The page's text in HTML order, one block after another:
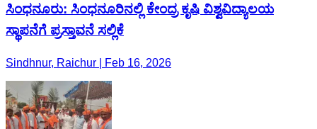
ಸಿಂಧನೂರು: ಸಿಂಧನೂರಿನಲ್ಲಿ ಕೇಂದ್ರ ಕೃಷಿ ವಿಶ್ವವಿದ್ಯಾಲಯ
ಸ್ಥಾಪನೆಗೆ ಪ್ರಸ್ತಾವನೆ ಸಲ್ಲಿಕೆ
Sindhnur, Raichur | Feb 16, 2026